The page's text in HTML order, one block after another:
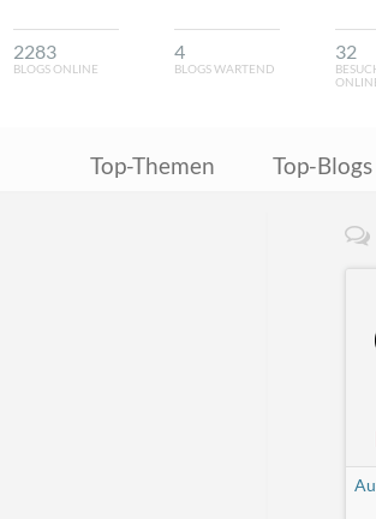
2283
BLOGS ONLINE
4
BLOGS WARTEND
32
Top-Themen Top-Blogs